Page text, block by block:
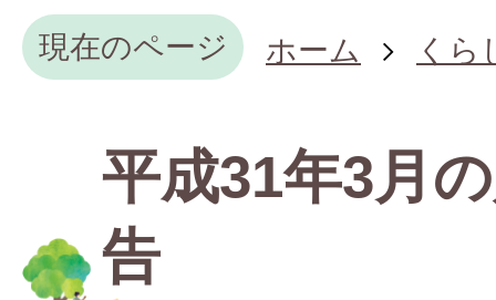
現在のページ ホーム くら
平成31年3月
告